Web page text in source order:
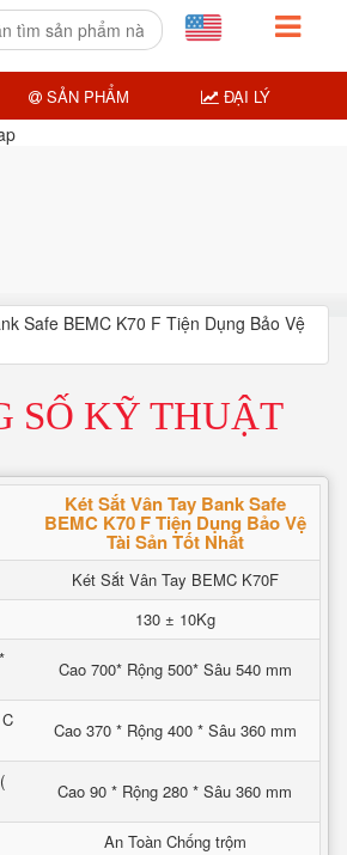
SỐ KỸ THUẬT
Két Sắt Vân Tay Bank Safe
BEMC K70 F Tiện Dụng Bảo Vệ
Tài Sản Tốt Nhất
Két Sắt Vân Tay BEMC K70F
130 ± 10Kg
Cao 700* Rộng 500* Sâu 540 mm
Cao 370 * Rộng 400 * Sâu 360 mm
Cao 90 * Rộng 280 * Sâu 360 mm
An Toàn Chống trộm
SẢN PHẨM ĐẠI LÝ